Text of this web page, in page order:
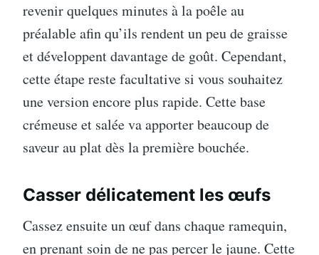
revenir quelques minutes à la poêle au
préalable afin qu’ils rendent un peu de graisse
et développent davantage de goût. Cependant,
cette étape reste facultative si vous souhaitez
une version encore plus rapide. Cette base
crémeuse et salée va apporter beaucoup de
saveur au plat dès la première bouchée.
Casser délicatement les œufs
Cassez ensuite un œuf dans chaque ramequin,
en prenant soin de ne pas percer le jaune. Cette